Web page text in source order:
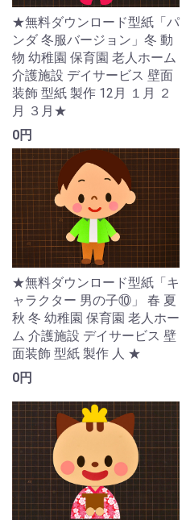
★無料ダウンロード型紙「パ
ンダ 冬服バージョン」冬 動
物 幼稚園 保育園 老人ホーム
介護施設 デイサービス 壁面
装飾 型紙 製作 12月 １月 ２
月 ３月★
0円
★無料ダウンロード型紙「キ
ャラクター 男の子⑩」 春 夏
秋 冬 幼稚園 保育園 老人ホー
ム 介護施設 デイサービス 壁
面装飾 型紙 製作 人 ★
0円